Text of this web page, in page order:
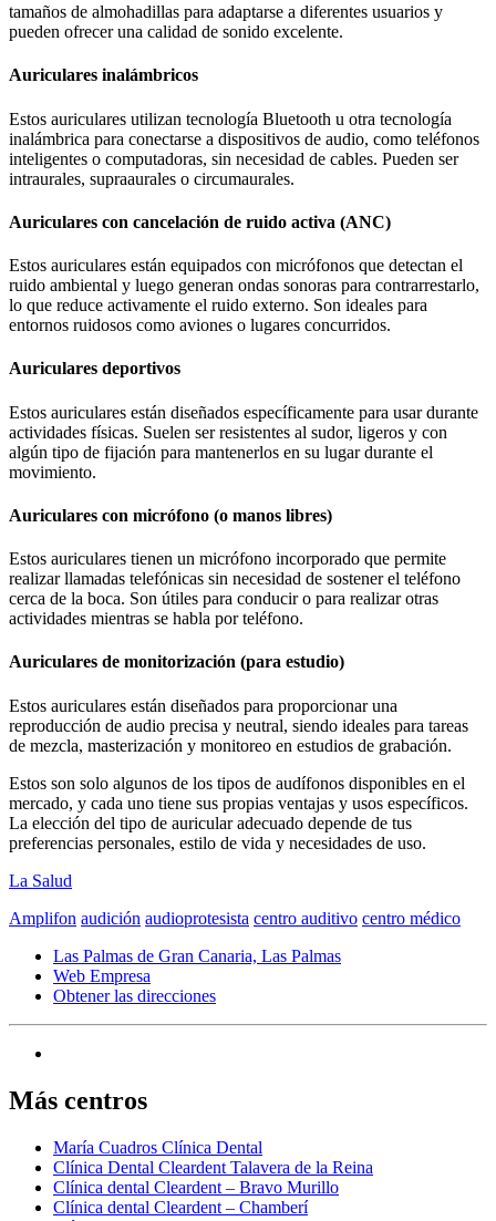
tamaños de almohadillas para adaptarse a diferentes usuarios y
pueden ofrecer una calidad de sonido excelente.
Auriculares inalámbricos
Estos auriculares utilizan tecnología Bluetooth u otra tecnología
inalámbrica para conectarse a dispositivos de audio, como teléfonos
inteligentes o computadoras, sin necesidad de cables. Pueden ser
intraurales, supraaurales o circumaurales.
Auriculares con cancelación de ruido activa (ANC)
Estos auriculares están equipados con micrófonos que detectan el
ruido ambiental y luego generan ondas sonoras para contrarrestarlo,
lo que reduce activamente el ruido externo. Son ideales para
entornos ruidosos como aviones o lugares concurridos.
Auriculares deportivos
Estos auriculares están diseñados específicamente para usar durante
actividades físicas. Suelen ser resistentes al sudor, ligeros y con
algún tipo de fijación para mantenerlos en su lugar durante el
movimiento.
Auriculares con micrófono (o manos libres)
Estos auriculares tienen un micrófono incorporado que permite
realizar llamadas telefónicas sin necesidad de sostener el teléfono
cerca de la boca. Son útiles para conducir o para realizar otras
actividades mientras se habla por teléfono.
Auriculares de monitorización (para estudio)
Estos auriculares están diseñados para proporcionar una
reproducción de audio precisa y neutral, siendo ideales para tareas
de mezcla, masterización y monitoreo en estudios de grabación.
Estos son solo algunos de los tipos de audífonos disponibles en el
mercado, y cada uno tiene sus propias ventajas y usos específicos.
La elección del tipo de auricular adecuado depende de tus
preferencias personales, estilo de vida y necesidades de uso.
La Salud
Amplifon audición audioprotesista centro auditivo centro médico
Las Palmas de Gran Canaria, Las Palmas
Web Empresa
Obtener las direcciones
Más centros
María Cuadros Clínica Dental
Clínica Dental Cleardent Talavera de la Reina
Clínica dental Cleardent – Bravo Murillo
Clínica dental Cleardent – Chamberí